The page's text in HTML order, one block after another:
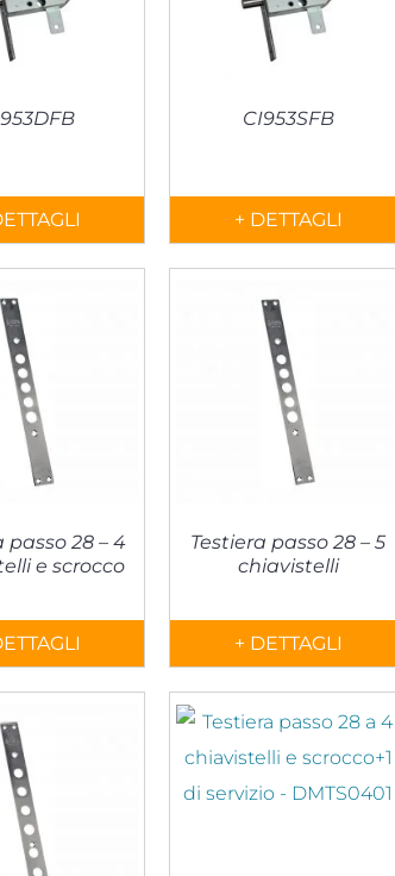
CI953SFB
+ DETTAGLI
passo 28 – 4
e scrocco
Testiera passo 28 – 5
chiavistelli
+ DETTAGLI